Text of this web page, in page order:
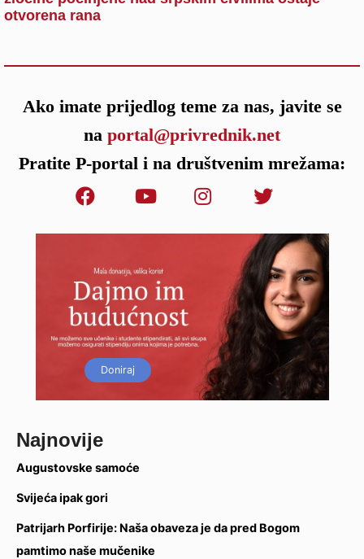
otvorena rana
Ako imate prijedlog teme za nas, javite se
na portal@privrednik.net
Pratite P-portal i na društvenim mrežama:
Doniraj
Najnovije
Augustovske samoće
Svijeća ipak gori
Patrijarh Porfirije: Naša obaveza je da pred Bogom
pamtimo naše mučenike